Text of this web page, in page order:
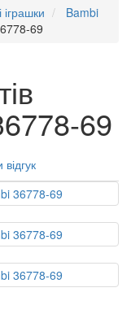
іграшки
Bambi
69
69